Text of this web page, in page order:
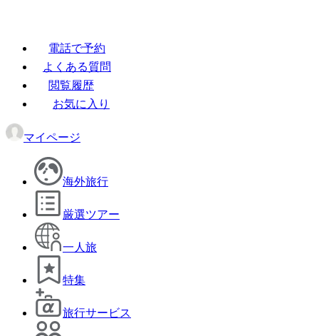
電話で予約
よくある質問
閲覧履歴
お気に入り
マイページ
海外旅行
厳選ツアー
一人旅
特集
旅行サービス